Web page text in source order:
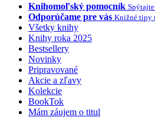
Knihomoľský pomocník
Odporúčame pre vás Knižné tipy
Všetky knihy
Knihy roka 2025
Bestsellery
Novinky
Pripravované
Akcie a zľavy
Kolekcie
BookTok
Mám záujem o titul